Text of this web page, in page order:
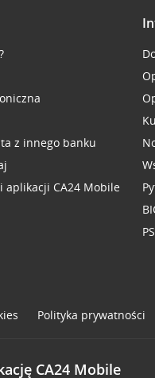
z innego banku
aplikacji CA24 Mobile
Polityka prywatności
CA24 Mobile